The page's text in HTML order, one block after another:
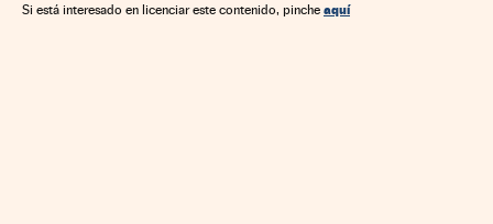
Si está interesado en licenciar este contenido, pinche aquí